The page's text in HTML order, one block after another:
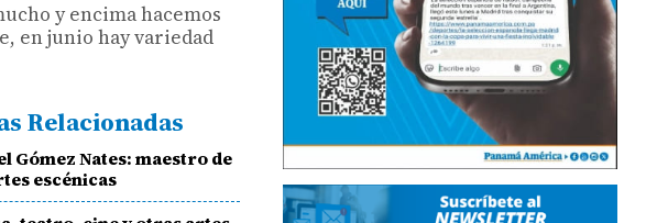
y encima hacemos
en junio hay variedad
Relacionadas
Gómez Nates: maestro de
escénicas